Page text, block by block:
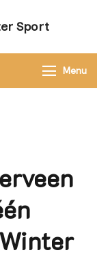
Sport
Winter Sport
Menu